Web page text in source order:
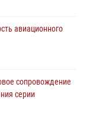
авиационного
сопровождение
серии